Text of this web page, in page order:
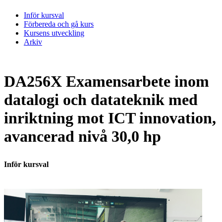
Inför kursval
Förbereda och gå kurs
Kursens utveckling
Arkiv
DA256X Examensarbete inom
datalogi och datateknik med
inriktning mot ICT innovation,
avancerad nivå 30,0 hp
Inför kursval